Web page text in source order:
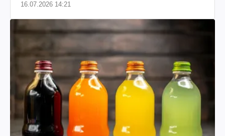
16.07.2026 14:21